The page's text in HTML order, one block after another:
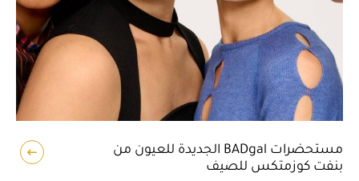
مستحضرات BADgal الجديدة للعيون من
بنفت كوزمتكس للصيف